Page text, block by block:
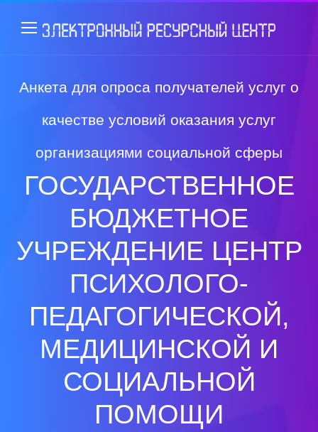
Анкета для опроса получателей услуг о
качестве условий оказания услуг
организациями социальной сферы
ГОСУДАРСТВЕННОЕ
БЮДЖЕТНОЕ
УЧРЕЖДЕНИЕ ЦЕНТР
ПСИХОЛОГО-
ПЕДАГОГИЧЕСКОЙ,
МЕДИЦИНСКОЙ И
СОЦИАЛЬНОЙ
ПОМОЩИ